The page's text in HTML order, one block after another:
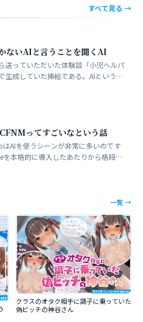
すべて見る →
ないAIと言うことを聞くAI
送っていただいた体験談「小児ヘルパ
生成していた挿絵である。AIというの
部が苦手でトークンを積まずにやれる
ってすごいなという話
AIを使うシーンが非常に多いのです
本格的に導入したあたりから格段に
なった。昔からときどき思うことがあ
一覧 →
クラスのオタク相手に調子に乗っていた
偽ビッチの神谷さん